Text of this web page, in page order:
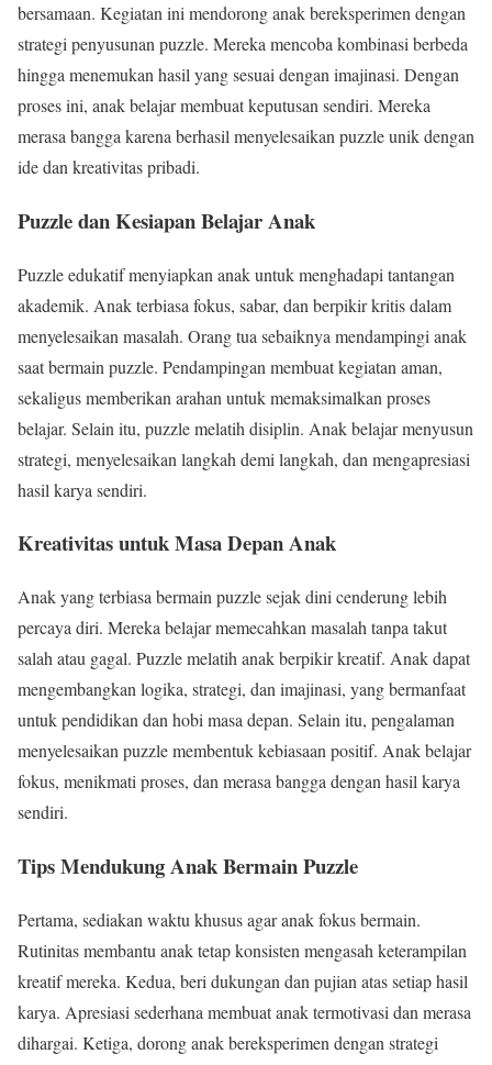
bersamaan. Kegiatan ini mendorong anak bereksperimen dengan
strategi penyusunan puzzle. Mereka mencoba kombinasi berbeda
hingga menemukan hasil yang sesuai dengan imajinasi. Dengan
proses ini, anak belajar membuat keputusan sendiri. Mereka
merasa bangga karena berhasil menyelesaikan puzzle unik dengan
ide dan kreativitas pribadi.
Puzzle dan Kesiapan Belajar Anak
Puzzle edukatif menyiapkan anak untuk menghadapi tantangan
akademik. Anak terbiasa fokus, sabar, dan berpikir kritis dalam
menyelesaikan masalah. Orang tua sebaiknya mendampingi anak
saat bermain puzzle. Pendampingan membuat kegiatan aman,
sekaligus memberikan arahan untuk memaksimalkan proses
belajar. Selain itu, puzzle melatih disiplin. Anak belajar menyusun
strategi, menyelesaikan langkah demi langkah, dan mengapresiasi
hasil karya sendiri.
Kreativitas untuk Masa Depan Anak
Anak yang terbiasa bermain puzzle sejak dini cenderung lebih
percaya diri. Mereka belajar memecahkan masalah tanpa takut
salah atau gagal. Puzzle melatih anak berpikir kreatif. Anak dapat
mengembangkan logika, strategi, dan imajinasi, yang bermanfaat
untuk pendidikan dan hobi masa depan. Selain itu, pengalaman
menyelesaikan puzzle membentuk kebiasaan positif. Anak belajar
fokus, menikmati proses, dan merasa bangga dengan hasil karya
sendiri.
Tips Mendukung Anak Bermain Puzzle
Pertama, sediakan waktu khusus agar anak fokus bermain.
Rutinitas membantu anak tetap konsisten mengasah keterampilan
kreatif mereka. Kedua, beri dukungan dan pujian atas setiap hasil
karya. Apresiasi sederhana membuat anak termotivasi dan merasa
dihargai. Ketiga, dorong anak bereksperimen dengan strategi